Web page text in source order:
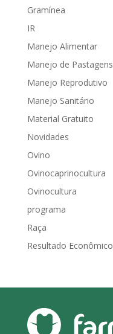
Gramínea
IR
Manejo Alimentar
Manejo de Pastagens
Manejo Reprodutivo
Manejo Sanitário
Material Gratuito
Novidades
Ovino
Ovinocaprinocultura
Ovinocultura
programa
Raça
Resultado Econômico